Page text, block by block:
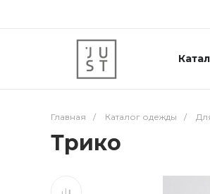
Главная / Каталог одежды /
Трико